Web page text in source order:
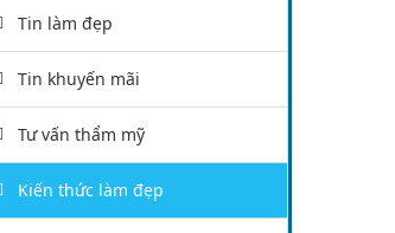
Tin làm đẹp
Tin khuyến mãi
Tư vấn thẩm mỹ
Kiến thức làm đẹp